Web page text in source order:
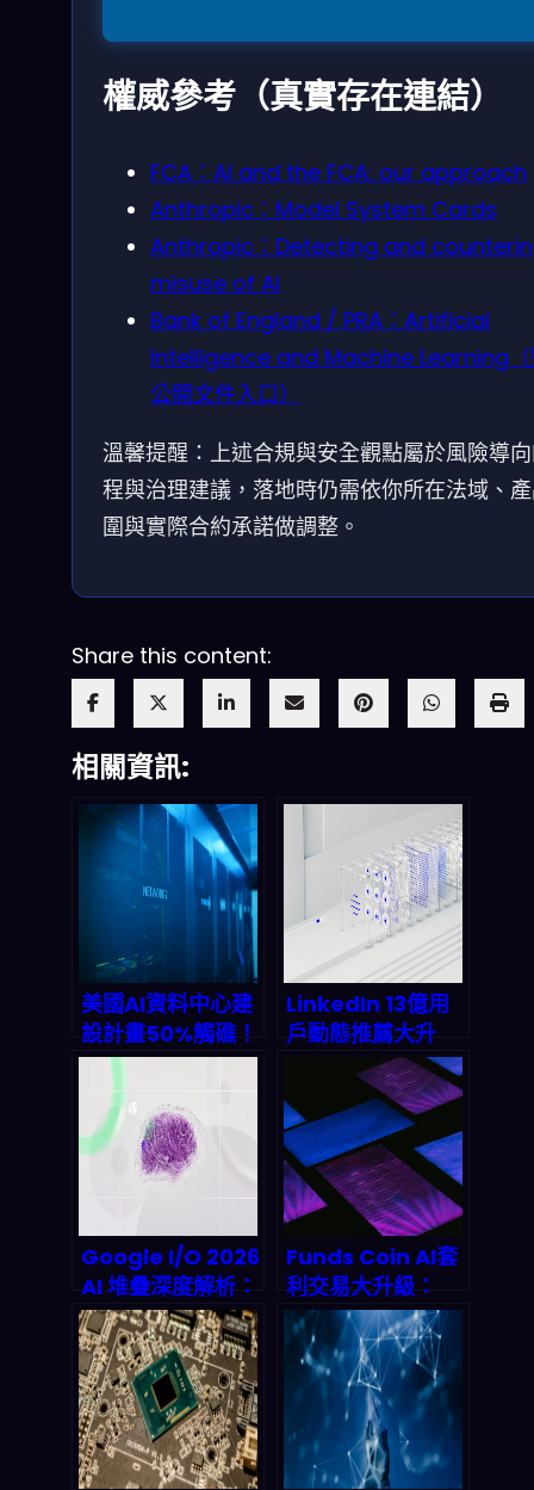
權威參考（真實存在連結）
FCA：AI and the FCA: our approach
Anthropic：Model System Cards
Anthropic：Detecting and
misuse of AI
Bank of England / PRA：Artificial
Intelligence and Machine Learning（
公開文件入口）
溫馨提醒：上述合規與安全觀點屬於風險導
程與治理建議，落地時仍需依你所在法域、
圍與實際合約承諾做調整。
Share this content:
相關資訊:
美國AI資料中心建
設計畫50%觸礁！
電力荒與變壓器斷
鏈如何癱瘓兆美元
產能？
LinkedIn 13億用
戶動態推薦大升
級：一個LLM取代
5個傳統模型，
2027年AI推薦市
場將衝破25億美
元？
Google I/O 2026
AI 堆疊深度解析：
沒寫過程式也能打
造 AI 代理
Funds Coin AI套
利交易大升級：
2026年量化交易
基礎設施革命，
n8n工作流如何讓
你躺賺？